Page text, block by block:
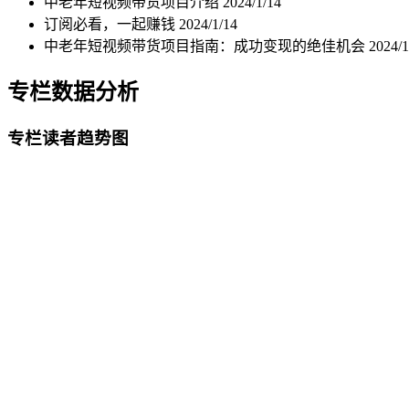
订阅必看，一起赚钱 2024/1/14
中老年短视频带货项目指南：成功变现的绝佳机会 2024/
专栏数据分析
专栏读者趋势图